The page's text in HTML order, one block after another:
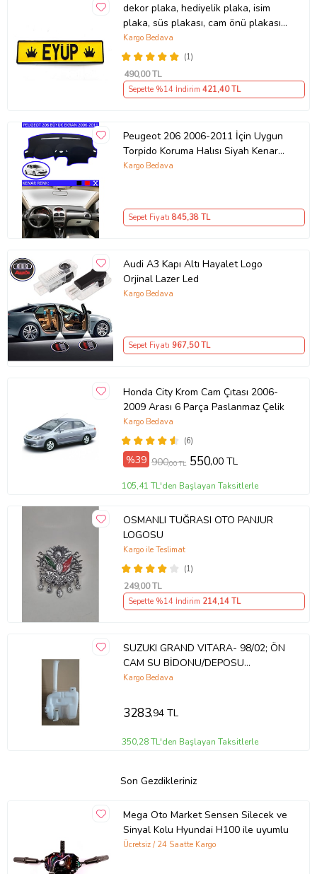
dekor plaka, hediyelik plaka, isim
plaka, süs plakası, cam önü plakası,
tırcı plakası (Sarı-Siyah)
(1)
Kargo Bedava
490,00 TL
Sepette %14 İndirim 421,40 TL
Peugeot 206 2006-2011 İçin Uygun
Torpido Koruma Halısı Siyah Kenar
Renk Mavi
Kargo Bedava
Sepet Fiyatı 845,38 TL
Audi A3 Kapı Altı Hayalet Logo
Orjinal Lazer Led
Kargo Bedava
Sepet Fiyatı 967,50 TL
Honda City Krom Cam Çıtası 2006-
2009 Arası 6 Parça Paslanmaz Çelik
(6)
Kargo Bedava
%39 900,00 TL 550,00 TL
105,41 TL'den Başlayan Taksitlerle
OSMANLI TUĞRASI OTO PANJUR
LOGOSU
(1)
Kargo ile Teslimat
249,00 TL
Sepette %14 İndirim 214,14 TL
SUZUKI GRAND VITARA- 98/02; ÖN
CAM SU BİDONU/DEPOSU
(MOTORLU) (TW) 38400-60P02
Kargo Bedava
3283,94 TL
350,28 TL'den Başlayan Taksitlerle
Son Gezdikleriniz
Mega Oto Market Sensen Silecek ve
Sinyal Kolu Hyundai H100 ile uyumlu
Ücretsiz / 24 Saatte Kargo